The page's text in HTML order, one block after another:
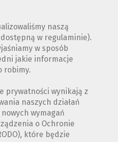
naszą
w regulaminie).
w sposób
jakie informacje
robimy.
prywatności wynikają z
naszych działań
wymagań
o Ochronie
które będzie